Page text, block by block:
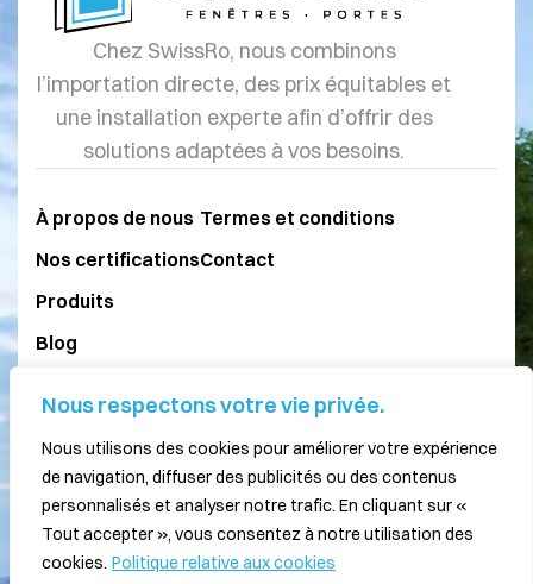
Nous respectons votre vie privée.
Nous utilisons des cookies pour améliorer votre expérience
de navigation, diffuser des publicités ou des contenus
personnalisés et analyser notre trafic. En cliquant sur «
Tout accepter », vous consentez à notre utilisation des
cookies. Politique relative aux cookies
Chez SwissRo, nous combinons
l’importation directe, des prix équitables et
une installation experte afin d’offrir des
solutions adaptées à vos besoins.
À propos de nous
Nos certifications
Produits
Blog
Termes et conditions
Contact
077 211 15 26
079 875 26 43
info@swissro.ch